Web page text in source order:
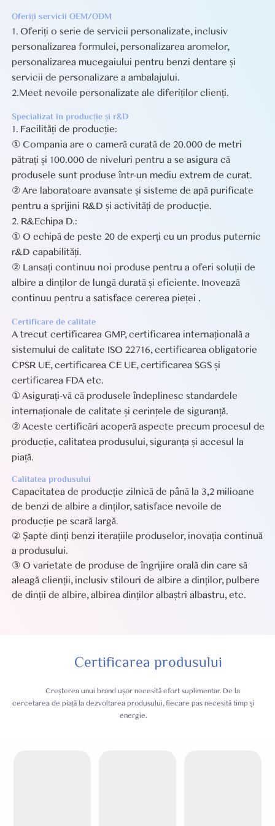
Oferiți servicii OEM/ODM
1. Oferiți o serie de servicii personalizate, inclusiv
personalizarea formulei, personalizarea aromelor,
personalizarea mucegaiului pentru benzi dentare și
servicii de personalizare a ambalajului.
2.Meet nevoile personalizate ale diferiților clienți.
Specializat în producție și r&D
1. Facilități de producție:
① Compania are o cameră curată de 20.000 de metri
pătrați și 100.000 de niveluri pentru a se asigura că
produsele sunt produse într-un mediu extrem de curat.
② Are laboratoare avansate și sisteme de apă purificate
pentru a sprijini R&D și activități de producție.
2. R&Echipa D.:
① O echipă de peste 20 de experți cu un produs puternic
r&D capabilități.
② Lansați continuu noi produse pentru a oferi soluții de
albire a dinților de lungă durată și eficiente. Inovează
continuu pentru a satisface cererea pieței .
Certificare de calitate
A trecut certificarea GMP, certificarea internațională a
sistemului de calitate ISO 22716, certificarea obligatorie
CPSR UE, certificarea CE UE, certificarea SGS și
certificarea FDA etc.
① Asigurați-vă că produsele îndeplinesc standardele
internaționale de calitate și cerințele de siguranță.
② Aceste certificări acoperă aspecte precum procesul de
producție, calitatea produsului, siguranța și accesul la
piață.
Calitatea produsului
Capacitatea de producție zilnică de până la 3,2 milioane
de benzi de albire a dinților, satisface nevoile de
producție pe scară largă.
② Șapte dinți benzi iterațiile produselor, inovația continuă
a produsului.
③ O varietate de produse de îngrijire orală din care să
aleagă clienții, inclusiv stilouri de albire a dinților, pulbere
de dinții de albire, albirea dinților albaștri albastru, etc.
Certificarea produsului
Creșterea unui brand ușor necesită efort suplimentar. De la
cercetarea de piață la dezvoltarea produsului, fiecare pas necesită timp și
energie.